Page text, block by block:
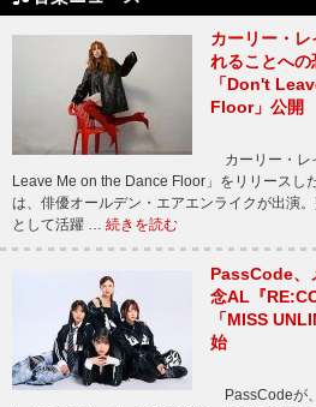
カーリー・
れることへの
「Don't
Floor」公開
カーリー・レ
Leave Me on the Dance Floor」をリリース
は、俳優オールデン・エアエンライクが出演
として活躍 … 続きを読む
PassCode、
念AL『
「MISS
始
PassCodeが